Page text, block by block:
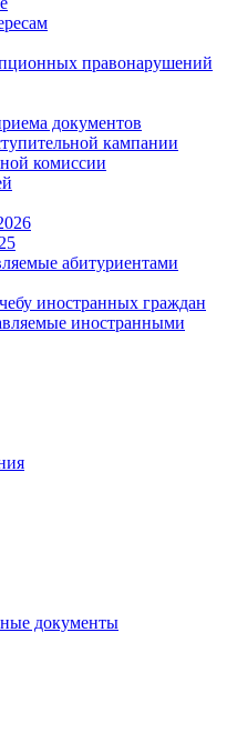
правонарушений
документов
кампании
комиссии
абитуриентами
иностранных граждан
иностранными
документы